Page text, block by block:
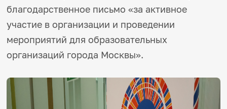
благодарственное письмо «за активное
участие в организации и проведении
мероприятий для образовательных
организаций города Москвы».